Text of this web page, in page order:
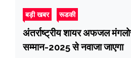
बड़ी खबर रूडकी
अंतर्राष्ट्रीय शायर अफजल
सम्मान-2025 से नवाजा जाएगा